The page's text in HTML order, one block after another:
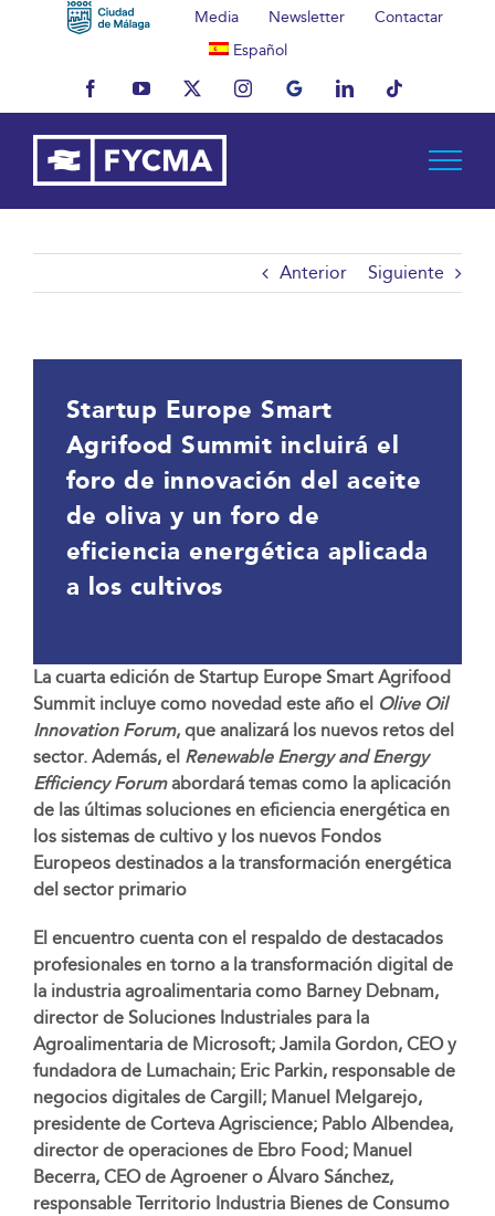
Media Newsletter
Contactar
Español
FacebookYouTubeX InstagramMyBusinessLinkedInTiktok
Anterior Siguiente
Startup Europe Smart
Agrifood Summit incluirá el
foro de innovación del aceite
de oliva y un foro de
eficiencia energética aplicada
a los cultivos
La cuarta edición de Startup Europe Smart Agrifood
Summit incluye como novedad este año el Olive Oil
Innovation Forum, que analizará los nuevos retos del
sector. Además, el Renewable Energy and Energy
Efficiency Forumabordará temas como la aplicación
de las últimas soluciones en eficiencia energética en
los sistemas de cultivo y los nuevos Fondos
Europeos destinados a la transformación energética
del sector primario
El encuentro cuenta con el respaldo de destacados
profesionales en torno a la transformación digital de
la industria agroalimentaria como Barney Debnam,
director de Soluciones Industriales para la
Agroalimentaria de Microsoft; Jamila Gordon, CEO y
fundadora de Lumachain; Eric Parkin, responsable de
negocios digitales de Cargill; Manuel Melgarejo,
presidente de Corteva Agriscience; Pablo Albendea,
director de operaciones de Ebro Food; Manuel
Becerra, CEO de Agroener o Álvaro Sánchez,
responsable Territorio Industria Bienes de Consumo